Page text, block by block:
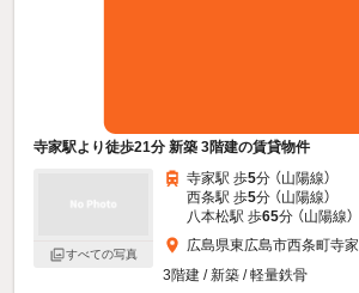
寺家駅より徒歩21分 新築 3階建の賃貸物件
すべての写真
寺家駅 歩5分 （山陽線）
西条駅 歩5分 （山陽線）
八本松駅 歩65分 （山陽線）
広島県東広島市西条町寺家
3階建 / 新築 / 軽量鉄骨